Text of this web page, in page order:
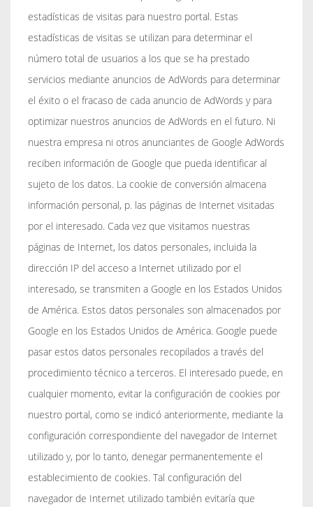
estadísticas de visitas para nuestro portal. Estas
estadísticas de visitas se utilizan para determinar el
número total de usuarios a los que se ha prestado
servicios mediante anuncios de AdWords para determinar
el éxito o el fracaso de cada anuncio de AdWords y para
optimizar nuestros anuncios de AdWords en el futuro. Ni
nuestra empresa ni otros anunciantes de Google AdWords
reciben información de Google que pueda identificar al
sujeto de los datos. La cookie de conversión almacena
información personal, p. las páginas de Internet visitadas
por el interesado. Cada vez que visitamos nuestras
páginas de Internet, los datos personales, incluida la
dirección IP del acceso a Internet utilizado por el
interesado, se transmiten a Google en los Estados Unidos
de América. Estos datos personales son almacenados por
Google en los Estados Unidos de América. Google puede
pasar estos datos personales recopilados a través del
procedimiento técnico a terceros. El interesado puede, en
cualquier momento, evitar la configuración de cookies por
nuestro portal, como se indicó anteriormente, mediante la
configuración correspondiente del navegador de Internet
utilizado y, por lo tanto, denegar permanentemente el
establecimiento de cookies. Tal configuración del
navegador de Internet utilizado también evitaría que